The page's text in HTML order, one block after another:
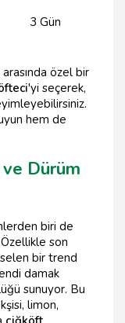
3 Gün
arasında özel bir
'yi seçerek,
hem de
Dürüm
biri de
son
bir trend
damak
sunuyor. Bu
limon,